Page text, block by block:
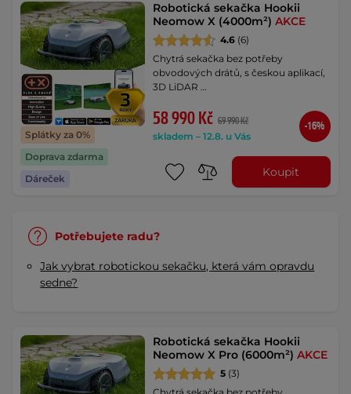
Splátky za 0%
Doprava zdarma
Dáreček
Robotická sekačka Hookii
Neomow X (4000m²)AKCE
4.6 (6)
Chytrá sekačka bez potřeby
obvodových drátů, s českou aplikací,
3D LiDAR …
58 990 Kč 69 990 Kč
skladem – 12.8. u Vás
-16%
Koupit
Potřebujete radu?
Jak vybrat robotickou sekačku, která vám opravdu
sedne?
Robotická sekačka Hookii
Neomow X Pro (6000m²)AKCE
5 (3)